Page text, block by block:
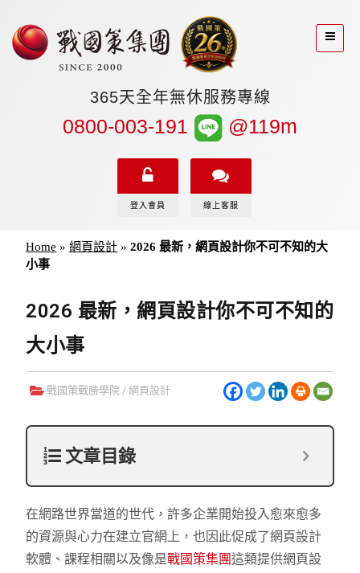
365天全年無休服務專線
0800-003-191 @119m
登入會員 線上客服
Home »網頁設計 »2026 最新，網頁設計你不可不知的大
小事
2026 最新，網頁設計你不可不知的
大小事
戰國策戰勝學院 /網頁設計
文章目錄
在網路世界當道的世代，許多企業開始投入愈來愈多
的資源與心力在建立官網上，也因此促成了網頁設計
軟體、課程相關以及像是戰國策集團這類提供網頁設